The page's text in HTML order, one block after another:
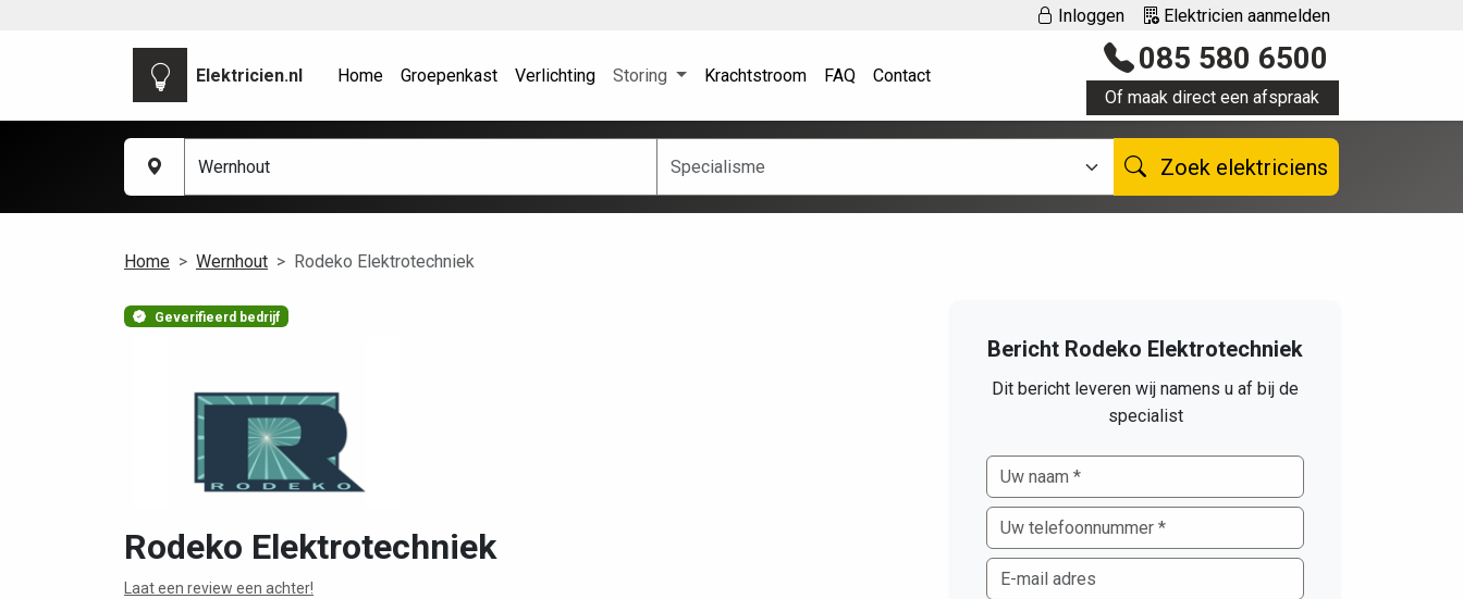
Inloggen Elektricien aanmelden
Elektricien.nl Home Groepenkast Verlichting Storing Krachtstroom FAQ Contact 085 580 6500
Of maak direct een afspraak
Zoek elektriciens
Home Wernhout Rodeko Elektrotechniek
Geverifieerd bedrijf
Rodeko Elektrotechniek
Laat een review een achter!
Bericht Rodeko Elektrotechniek
Dit bericht leveren wij namens u af bij de
specialist